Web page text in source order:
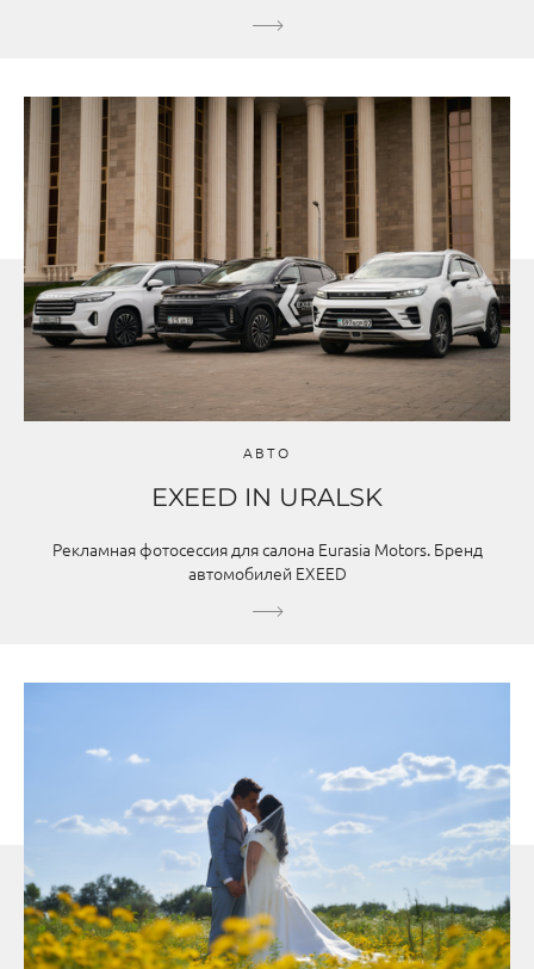
АВТО
EXEED IN URALSK
Рекламная фотосессия для салона Eurasia Motors. Бренд
автомобилей EXEED